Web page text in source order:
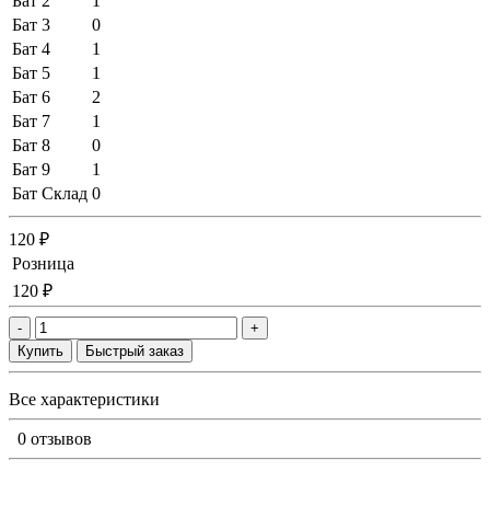
Бат 3
0
Бат 4
1
Бат 5
1
Бат 6
2
Бат 7
1
Бат 8
0
Бат 9
1
Бат Склад 0
120 ₽
Розница
120 ₽
-
+
Купить
Быстрый заказ
Все характеристики
0 отзывов